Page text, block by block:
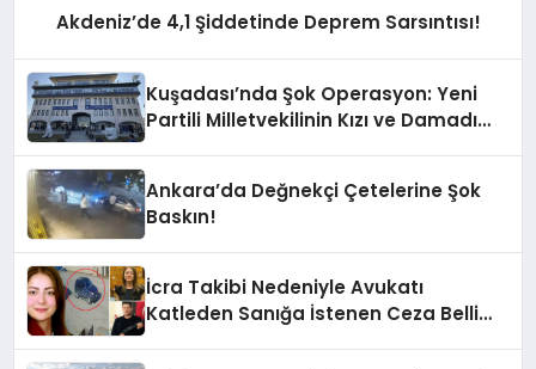
Akdeniz’de 4,1 Şiddetinde Deprem Sarsıntısı!
Kuşadası’nda Şok Operasyon: Yeni
Partili Milletvekilinin Kızı ve Damadı
Ankara’da Değnekçi Çetelerine Şok
Baskın!
İcra Takibi Nedeniyle Avukatı
Katleden Sanığa İstenen Ceza Belli